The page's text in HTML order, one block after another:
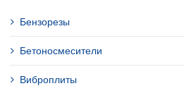
Бензорезы
Бетоносмесители
Виброплиты